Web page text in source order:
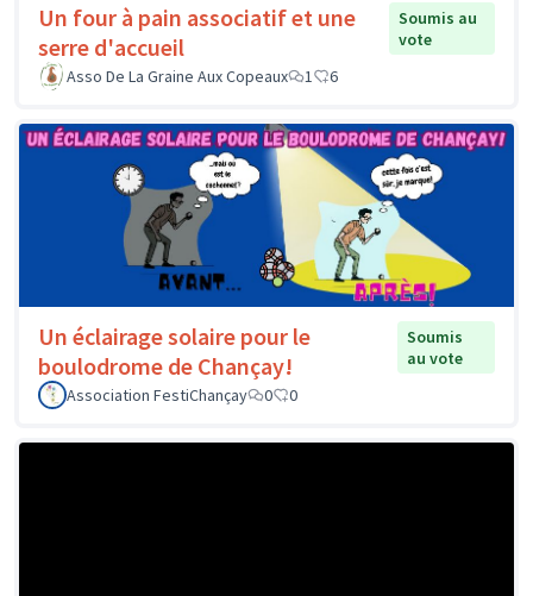
Un four à pain associatif et une
serre d'accueil
Soumis au
vote
Asso De La Graine Aux Copeaux
1 6
Un éclairage solaire pour le
boulodrome de Chançay!
Soumis
au vote
Association FestiChançay
0 0